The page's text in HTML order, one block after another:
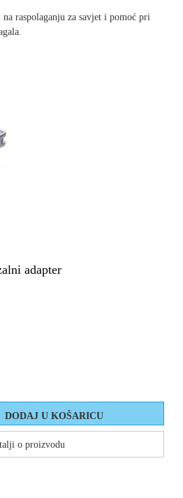
na raspolaganju za savjet i pomoć pri
adapter
o proizvodu